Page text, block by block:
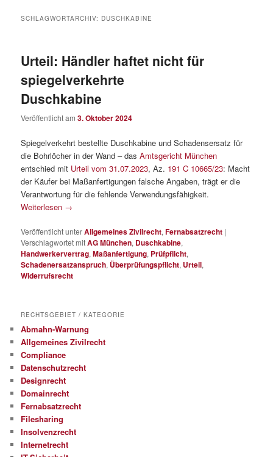
SCHLAGWORTARCHIV: DUSCHKABINE
Urteil: Händler haftet nicht für
spiegelverkehrte
Duschkabine
Veröffentlicht am3. Oktober 2024
Spiegelverkehrt bestellte Duschkabine und Schadensersatz für
die Bohrlöcher in der Wand – dasAmtsgericht München
entschied mit Urteil vom 31.07.2023, Az. 191 C 10665/23: Macht
der Käufer bei Maßanfertigungen falsche Angaben, trägt er die
Verantwortung für die fehlende Verwendungsfähigkeit.
Weiterlesen →
Veröffentlicht unterAllgemeines Zivilrecht,Fernabsatzrecht |
Verschlagwortet mitAG München, Duschkabine,
Handwerkervertrag,Maßanfertigung, Prüfpflicht,
Schadenersatzanspruch, Überprüfungspflicht, Urteil,
Widerrufsrecht
RECHTSGEBIET / KATEGORIE
Abmahn-Warnung
Allgemeines Zivilrecht
Compliance
Datenschutzrecht
Designrecht
Domainrecht
Fernabsatzrecht
Filesharing
Insolvenzrecht
Internetrecht